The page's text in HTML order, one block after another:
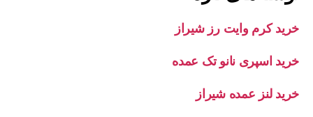
خرید کرم وایت رز شیراز
خرید اسپری نانو تک عمده
خرید لنز عمده شیراز